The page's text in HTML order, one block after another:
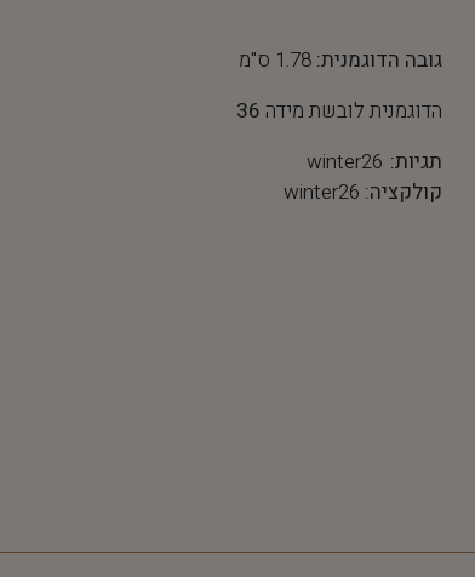
גובה הדוגמנית:1.78 ס"מ
הדוגמנית לובשת מידה 36
תגיות: winter26
קולקציה: winter26